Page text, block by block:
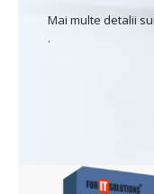
Mai multe detalii
.